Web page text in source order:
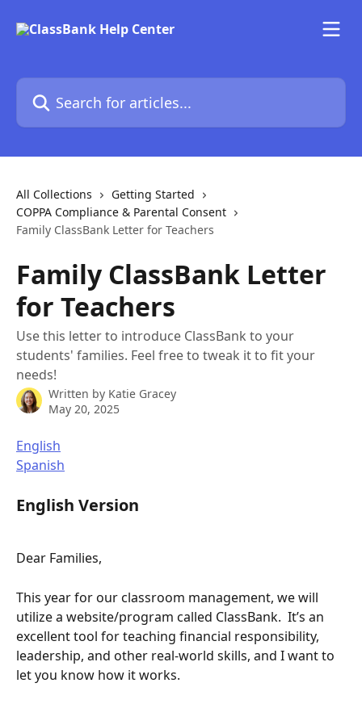
Search for articles...
All Collections
Getting Started
COPPA Compliance & Parental Consent
Family ClassBank Letter for Teachers
Family ClassBank Letter
for Teachers
Use this letter to introduce ClassBank to your
students' families. Feel free to tweak it to fit your
needs!
Written by Katie Gracey
May 20, 2025
English
Spanish
English Version
Dear Families,
This year for our classroom management, we will
utilize a website/program called ClassBank.  It’s an
excellent tool for teaching financial responsibility,
leadership, and other real-world skills, and I want to
let you know how it works.